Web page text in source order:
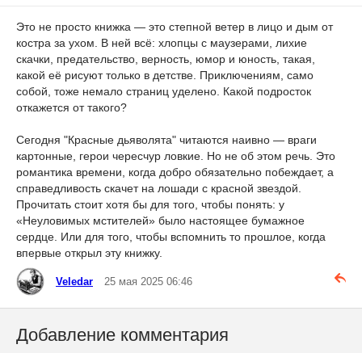
Это не просто книжка — это степной ветер в лицо и дым от
костра за ухом. В ней всё: хлопцы с маузерами, лихие
скачки, предательство, верность, юмор и юность, такая,
какой её рисуют только в детстве. Приключениям, само
собой, тоже немало страниц уделено. Какой подросток
откажется от такого?
Сегодня "Красные дьяволята" читаются наивно — враги
картонные, герои чересчур ловкие. Но не об этом речь. Это
романтика времени, когда добро обязательно побеждает, а
справедливость скачет на лошади с красной звездой.
Прочитать стоит хотя бы для того, чтобы понять: у
«Неуловимых мстителей» было настоящее бумажное
сердце. Или для того, чтобы вспомнить то прошлое, когда
впервые открыл эту книжку.
Veledar 25 мая 2025 06:46
Добавление комментария